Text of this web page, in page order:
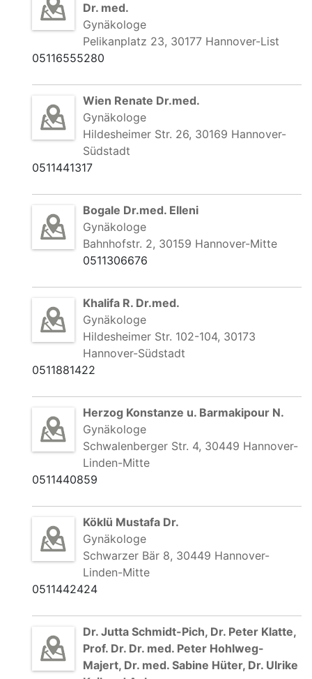
Dr. med.
Gynäkologe
Pelikanplatz 23, 30177 Hannover-List
05116555280
Wien Renate Dr.med.
Gynäkologe
Hildesheimer Str. 26, 30169 Hannover-
Südstadt
0511441317
Bogale Dr.med. Elleni
Gynäkologe
Bahnhofstr. 2, 30159 Hannover-Mitte
0511306676
Khalifa R. Dr.med.
Gynäkologe
Hildesheimer Str. 102-104, 30173
Hannover-Südstadt
0511881422
Herzog Konstanze u. Barmakipour N.
Gynäkologe
Schwalenberger Str. 4, 30449 Hannover-
Linden-Mitte
0511440859
Köklü Mustafa Dr.
Gynäkologe
Schwarzer Bär 8, 30449 Hannover-
Linden-Mitte
0511442424
Dr. Jutta Schmidt-Pich, Dr. Peter Klatte,
Prof. Dr. Dr. med. Peter Hohlweg-
Majert, Dr. med. Sabine Hüter, Dr. Ulrike